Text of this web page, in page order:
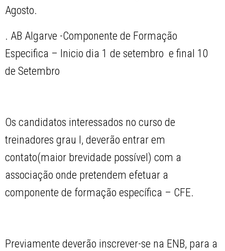
Agosto.
. AB Algarve -Componente de Formação
Especifica – Inicio dia 1 de setembro e final 10
de Setembro
Os candidatos interessados no curso de
treinadores grau I, deverão entrar em
contato(maior brevidade possível) com a
associação onde pretendem efetuar a
componente de formação específica – CFE.
Previamente deverão inscrever-se na ENB, para a